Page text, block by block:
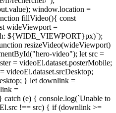
window.location =
fillVideo(){ const
wideViewport =
${WIDE_VIEWPORT}px)`);
resizeVideo(wideViewport)
video"); let src =
= videoEl.dataset.posterMobile;
videoEl.dataset.srcDesktop;
} let downlink =
=
(e) { console.log(`Unable to
!== src) { if (downlink >=